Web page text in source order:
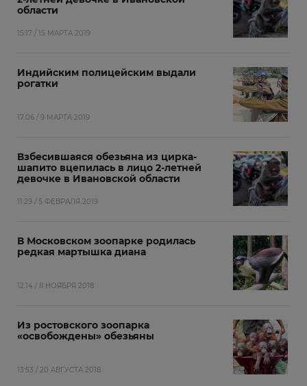
области
15:17 / 15 МАРТА 2019
Индийским полицейским выдали
рогатки
17:06 / 9 МАРТА 2019
Взбесившаяся обезьяна из цирка-
шапито вцепилась в лицо 2-летней
девочке в Ивановской области
11:29 / 5 ФЕВРАЛЯ 2019
В Московском зоопарке родилась
редкая мартышка диана
12:14 / 8 НОЯБРЯ 2018
Из ростовского зоопарка
«освобождены» обезьяны
13:53 / 20 АВГУСТА 2018